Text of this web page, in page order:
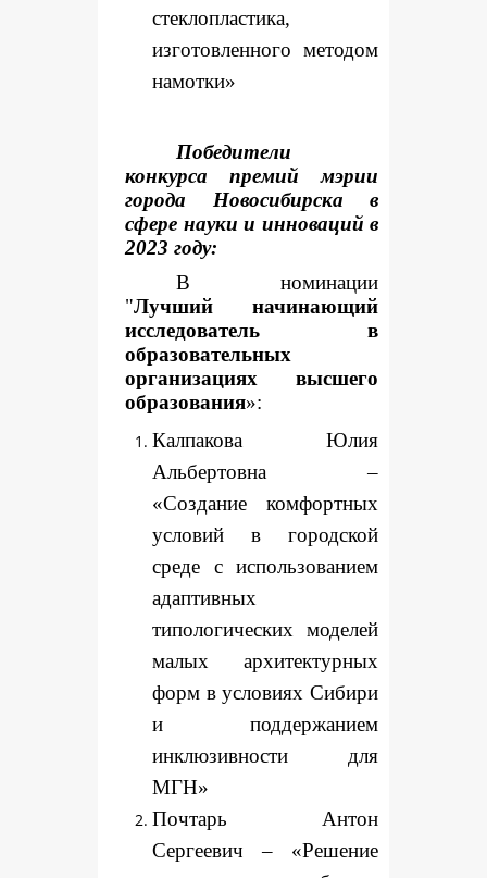
стеклопластика,
изготовленного методом
намотки»
Победители
конкурса премий мэрии
города Новосибирска в
сфере науки и инноваций в
2023 году:
В номинации
"Лучший начинающий
исследователь в
образовательных
организациях высшего
образования»:
Калпакова Юлия
Альбертовна –
«Создание комфортных
условий в городской
среде с использованием
адаптивных
типологических моделей
малых архитектурных
форм в условиях Сибири
и поддержанием
инклюзивности для
МГН»
Почтарь Антон
Сергеевич – «Решение